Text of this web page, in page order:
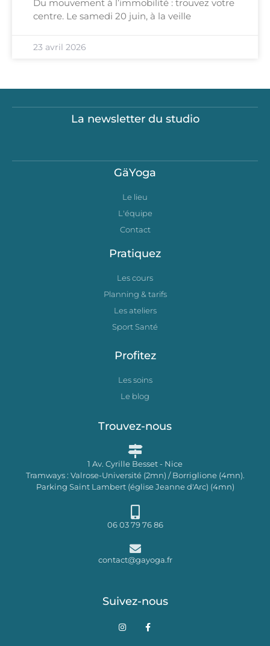
Du mouvement à l’immobilité : trouvez votre
centre. Le samedi 20 juin, à la veille
23 avril 2026
La newsletter du studio
GäYoga
Le lieu
L'équipe
Contact
Pratiquez
Les cours
Planning & tarifs
Les ateliers
Sport Santé
Profitez
Les soins
Le blog
Trouvez-nous
1 Av. Cyrille Besset - Nice
Tramways : Valrose-Université (2mn) / Borriglione (4mn).
Parking Saint Lambert (église Jeanne d'Arc) (4mn)
06 03 79 76 86
contact@gayoga.fr
Suivez-nous
I
n
F
a